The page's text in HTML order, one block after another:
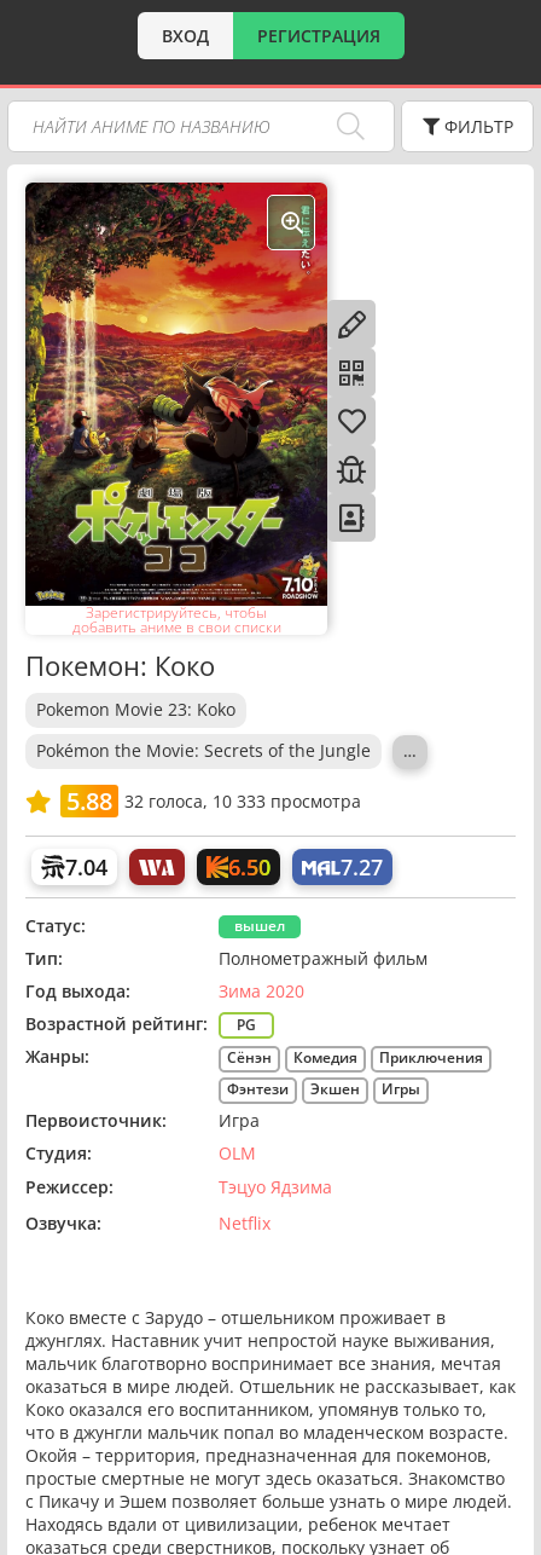
ВХОД РЕГИСТРАЦИЯ
ФИЛЬТР
Зарегистрируйтесь, чтобы
добавить аниме в свои списки
Покемон: Коко
Pokemon Movie 23: Koko
Pokémon the Movie: Secrets of the Jungle
…
5.88 32голоса, 10 333 просмотра
7.04 6.50 7.27
Статус: вышел
Тип:
Полнометражный фильм
Год выхода:
Зима 2020
Возрастной рейтинг:
PG
Жанры: Сёнэн Комедия
Приключения
Фэнтези
Экшен Игры
Первоисточник:
Игра
Студия:
OLM
Режиссер:
Тэцуо Ядзима
Озвучка:
Netflix
Коко вместе с Зарудо – отшельником проживает в
джунглях. Наставник учит непростой науке выживания,
мальчик благотворно воспринимает все знания, мечтая
оказаться в мире людей. Отшельник не рассказывает, как
Коко оказался его воспитанником, упомянув только то,
что в джунгли мальчик попал во младенческом возрасте.
Окойя – территория, предназначенная для покемонов,
простые смертные не могут здесь оказаться. Знакомство
с Пикачу и Эшем позволяет больше узнать о мире людей.
Находясь вдали от цивилизации, ребенок мечтает
оказаться среди сверстников, поскольку узнает об